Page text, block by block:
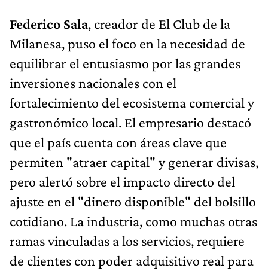
Federico Sala, creador de El Club de la
Milanesa, puso el foco en la necesidad de
equilibrar el entusiasmo por las grandes
inversiones nacionales con el
fortalecimiento del ecosistema comercial y
gastronómico local. El empresario destacó
que el país cuenta con áreas clave que
permiten "atraer capital" y generar divisas,
pero alertó sobre el impacto directo del
ajuste en el "dinero disponible" del bolsillo
cotidiano. La industria, como muchas otras
ramas vinculadas a los servicios, requiere
de clientes con poder adquisitivo real para